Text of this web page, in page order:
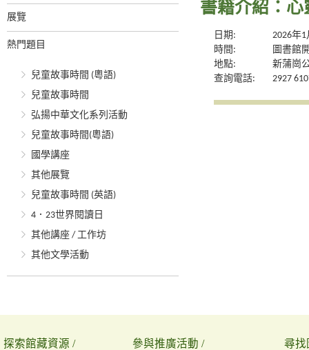
展覽
熱門題目
兒童故事時間 (粵語)
兒童故事時間
弘揚中華文化系列活動
兒童故事時間(粵語)
國學講座
其他展覽
兒童故事時間 (英語)
4．23世界閱讀日
其他講座 / 工作坊
其他文學活動
書籍介紹：心
日期:
2026年
時間:
圖書館
地點:
新蒲崗
查詢電話:
2927
探索館藏資源 / 參與推廣活動 / 尋找